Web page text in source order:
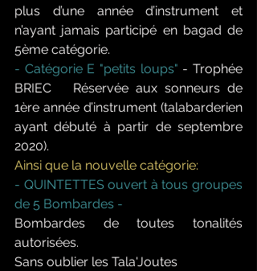
plus d’une année d’instrument et
n’ayant jamais participé en bagad de
5ème catégorie.
- Catégorie E "petits loups" - Trophée
BRIEC   Réservée aux sonneurs de
1ère année d’instrument (talabarderien
ayant débuté à partir de septembre
2020).
Ainsi que la nouvelle catégorie:
- QUINTETTES ouvert à tous groupes
de 5 Bombardes -
Bombardes de toutes tonalités
autorisées.
Sans oublier les Tala'Joutes